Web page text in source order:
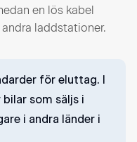
en lös kabel
laddstationer.
för eluttag. I
som säljs i
i andra länder i